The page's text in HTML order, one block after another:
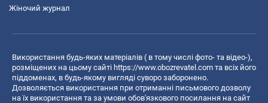
Жіночий журнал
Використання будь-яких матеріалів ( в тому числі фото- та відео-),
розміщених на цьому сайті https://www.obozrevatel.com та всіх його
піддоменах, в будь-якому вигляді суворо заборонено.
Дозволяється використання при отриманні письмового дозволу
на їх використання та за умови обов'язкового посилання на сайт